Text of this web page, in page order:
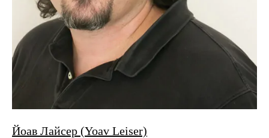
Йоав Лайсер (Yoav Leiser)